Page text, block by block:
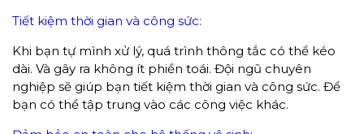
Tiết kiệm thời gian và công sức:
Khi bạn tự mình xử lý, quá trình thông tắc có thể kéo
dài. Và gây ra không ít phiền toái. Đội ngũ chuyên
nghiệp sẽ giúp bạn tiết kiệm thời gian và công sức. Để
bạn có thể tập trung vào các công việc khác.